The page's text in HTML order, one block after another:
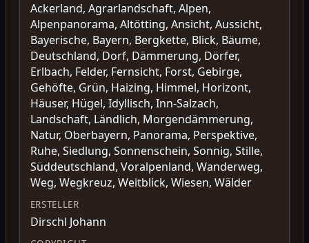
Ackerland, Agrarlandschaft, Alpen,
Alpenpanorama, Altötting, Ansicht, Aussicht,
Bayerische, Bayern, Bergkette, Blick, Bäume,
Deutschland, Dorf, Dämmerung, Dörfer,
Erlbach, Felder, Fernsicht, Forst, Gebirge,
Gehöfte, Grün, Haizing, Himmel, Horizont,
Häuser, Hügel, Idyllisch, Inn-Salzach,
Landschaft, Ländlich, Morgendämmerung,
Natur, Oberbayern, Panorama, Perspektive,
Ruhe, Siedlung, Sonnenschein, Sonnig, Stille,
Süddeutschland, Voralpenland, Wanderweg,
Weg, Wegkreuz, Weitblick, Wiesen, Wälder
ERSTELLER
Dirschl Johann